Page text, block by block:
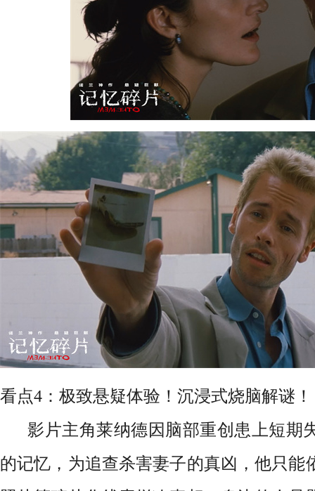
看点4：极致悬疑体验！沉浸式烧脑解谜！
影片主角莱纳德因脑部重创患上短期
的记忆，为追查杀害妻子的真凶，他只能